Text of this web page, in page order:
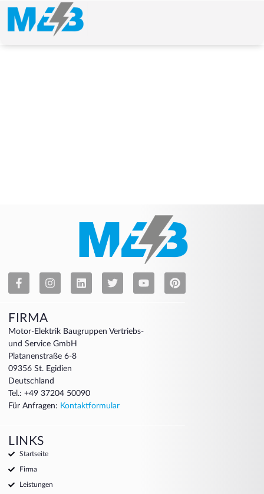
FIRMA
Motor-Elektrik Baugruppen Vertriebs-
und Service GmbH
Platanenstraße 6-8
09356 St. Egidien
Deutschland
Tel.: +49 37204 50090
Für Anfragen: Kontaktformular
LINKS
Startseite
Firma
Leistungen